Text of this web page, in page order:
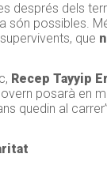
després dels
són possibles.
que
Recep Tayyip
posarà en
quedin al